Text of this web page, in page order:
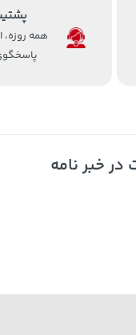
خبر نامه